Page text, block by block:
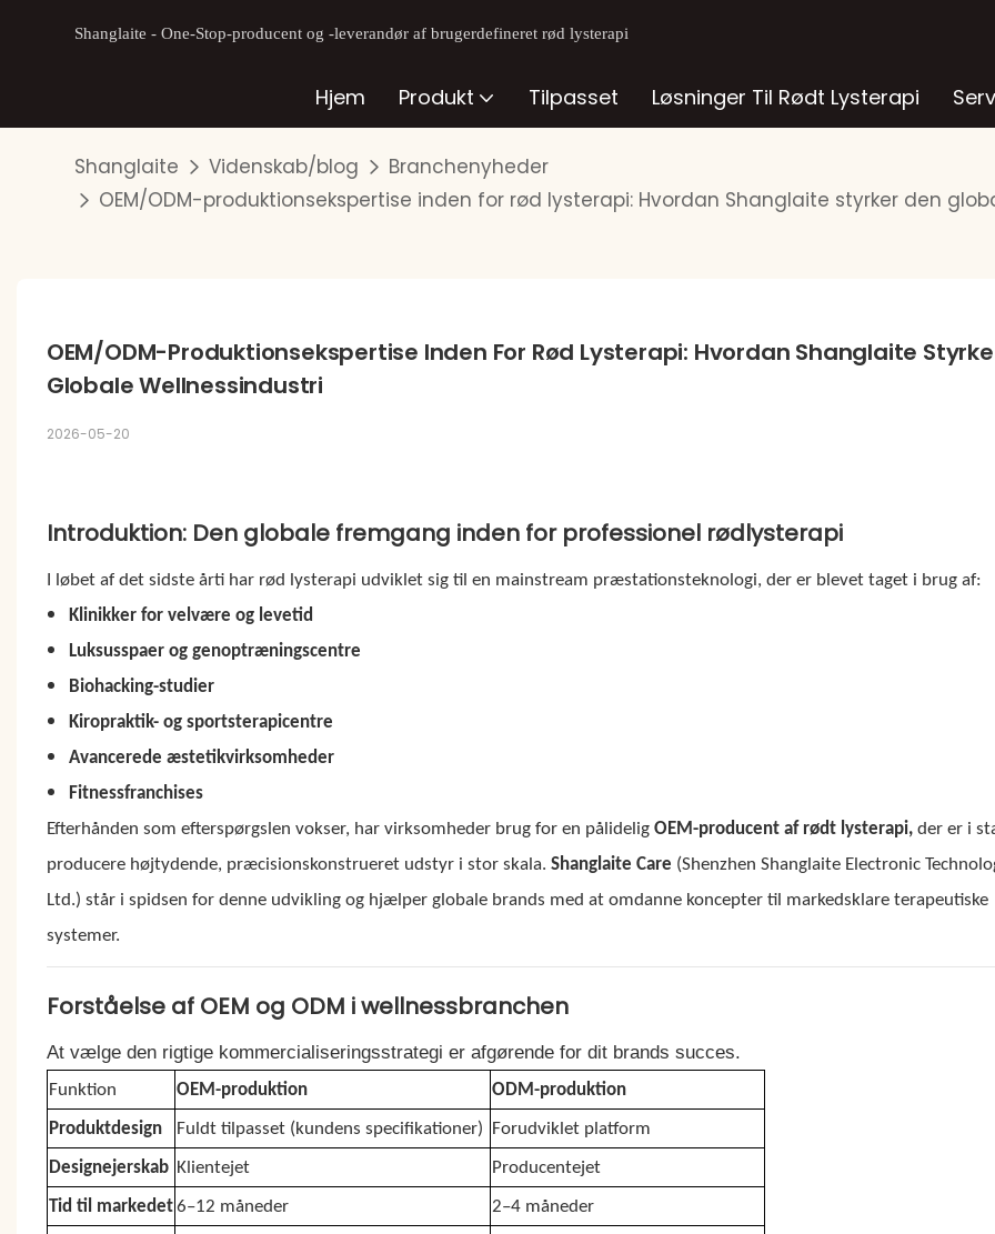
Shanglaite - One-Stop-producent og -leverandør af brugerdefineret rød lysterapi
Hjem Produkt Tilpasset Løsninger Til Rødt Lysterapi
Shanglaite Videnskab/blog
Branchenyheder
OEM/ODM-produktionsekspertise inden for rød lysterapi: Hvordan Shanglaite styrker den
OEM/ODM-Produktionsekspertise Inden For Rød Lysterapi: Hvordan Shanglaite
Globale Wellnessindustri
2026-05-20
Introduktion: Den globale fremgang inden for professionel rødlysterapi
I løbet af det sidste årti har rød lysterapi udviklet sig til en mainstream præstationsteknologi, der er blevet taget i brug af:
Klinikker for velvære og levetid
Luksusspaer og genoptræningscentre
Biohacking-studier
Kiropraktik- og sportsterapicentre
Avancerede æstetikvirksomheder
Fitnessfranchises
Efterhånden som efterspørgslen vokser, har virksomheder brug for en pålidelig OEM-producent af rødt lysterapi,der er i
producere højtydende, præcisionskonstrueret udstyr i stor skala. Shanglaite Care (Shenzhen Shanglaite Electronic
Ltd.) står i spidsen for denne udvikling og hjælper globale brands med at omdanne koncepter til markedsklare terapeutiske
systemer.
Forståelse af OEM og ODM i wellnessbranchen
At vælge den rigtige kommercialiseringsstrategi er afgørende for dit brands succes.
Funktion OEM-produktion ODM-produktion
Produktdesign Fuldt tilpasset (kundens specifikationer) Forudviklet platform
Designejerskab Klientejet Producentejet
Tid til markedet6–12 måneder 2–4 måneder